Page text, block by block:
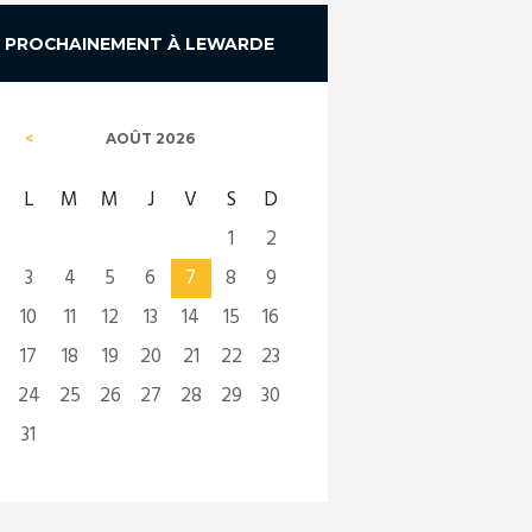
PROCHAINEMENT À LEWARDE
AOÛT 2026
L M M J V S
D
1
2
3
4 5 6 7 8
9
10
11 12 13 14 15
16
17
18 19 20 21 22
23
24
25 26 27 28 29
30
31